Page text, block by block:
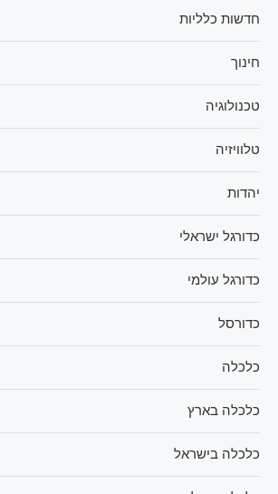
חדשות כלליות
חינוך
טכנולוגיה
טלוויזיה
יהדות
כדורגל ישראלי
כדורגל עולמי
כדורסל
כלכלה
כלכלה בארץ
כלכלה בישראל